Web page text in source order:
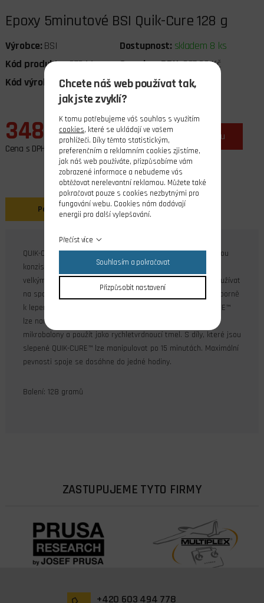
Epoxy 5minutové BSI Quik-Cure 128 g
Výrobce: BSI Dostupnost: skladem 8 ks
Kód produktu:07044 Cena bez DPH:287,60 Kč
Kód výrobce:1315 DPH:21%
348,00 Kč
Cena s DPH
ks do košíku
Popis Soubory ke stažení
QUIK-CURE™ 5 min. epoxid má po vytrvzení do mírně pružnou
konzistenci. To umožňuje jeho použití na spoje namáhané
velkými vibracemi a zatížením.QUIK-CURE™ by se neměl používat
na spoje, které jsou dlouhodobě pod vodou. Hodí se ale výborně
k lepení vnitřní dřevěné konstrukce lodí. Pouze na QUIKCURE™
lze nanášet polyesterové pryskyřice. Může se promíchat s
mikrobalony a použít jako rychletvrdnoucí tmel. S díly, které jsou
slepené QUIK-CURE™ lze manipulovat po 15 minutách. Maximální
pevnosti spoje se dosáhne do jedné hodiny.
Balení: 128 gramů
ZASTUPUJEME TYTO FIRMY
+420 603 494 778
Chcete náš web používat tak,
jak jste zvyklí?
K tomu potřebujeme váš souhlas s využitím
cookies, které se ukládají ve vašem
prohlížeči. Díky těmto statistickým,
preferenčním a reklamním cookies zjistíme,
jak náš web používáte, přizpůsobíme vám
zobrazené informace a nebudeme vás
obtěžovat nerelevantní reklamou. Můžete také
pokračovat pouze s cookies nezbytnými pro
fungování webu. Cookies nám dodávají
energii pro další vylepšování.
Přečíst více
Souhlasím a pokračovat
Přizpůsobit nastavení